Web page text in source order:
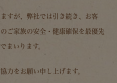
すが、弊社では引き続き、お客
ご家族の安全・健康確保を最優先
まいります。
力をお願い申し上げます。